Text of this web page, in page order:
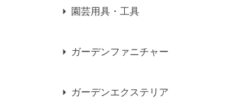
園芸用具・工具
ガーデンファニチャー
ガーデンエクステリア